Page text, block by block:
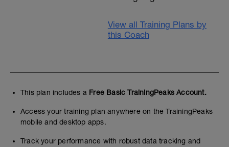
View all Training Plans by
this Coach
This plan includes a Free Basic TrainingPeaks Account.
Access your training plan anywhere on the TrainingPeaks
mobile and desktop apps.
Track your performance with robust data tracking and